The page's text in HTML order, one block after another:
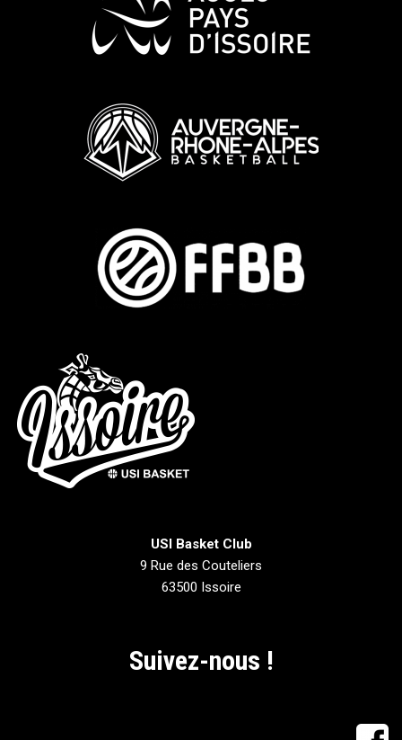
USI Basket Club
9 Rue des Couteliers
63500 Issoire
Suivez-nous !